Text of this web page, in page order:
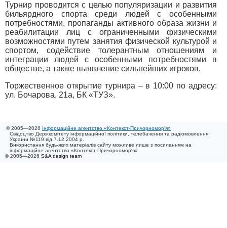
Турнир проводится с целью популяризации и развития
бильярдного спорта среди людей с особенными
потребностями, пропаганды активного образа жизни и
реабилитации лиц с ограниченными физическими
возможностями путем занятия физической культурой и
спортом, содействие толерантным отношениям и
интеграции людей с особенными потребностями в
обществе, а также выявление сильнейших игроков.
Торжественное открытие турнира – в 10:00 по адресу:
ул. Бочарова, 21а, БК «ТУЗ».
© 2005—2026 Інформаційне агентство «Контекст-Причорномор'я»
Свідоцтво Держкомітету інформаційної політики, телебачення та радіомовлення
України №119 від 7.12.2004 р.
Використання будь-яких матеріалів сайту можливе лише з посиланням на
інформаційне агентство «Контекст-Причорномор'я»
© 2005—2026 S&A design team